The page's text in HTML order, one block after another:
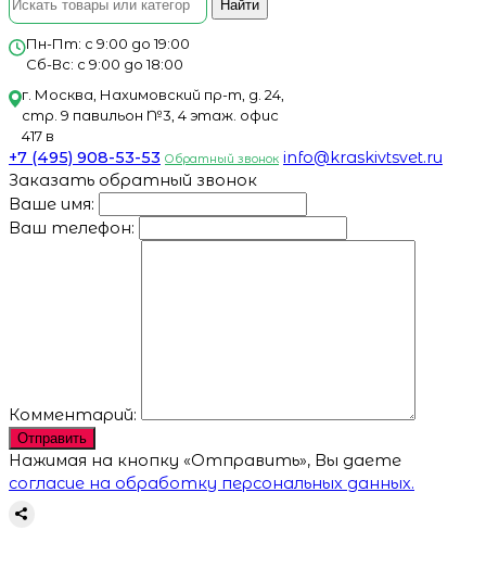
Найти
Пн-Пт: с 9:00 до 19:00
Сб-Вс: с 9:00 до 18:00
г. Москва, Нахимовский пр-т, д. 24,
стр. 9 павильон №3, 4 этаж. офис
417 в
+7 (495) 908-53-53 Обратный звонок info@kraskivtsvet.ru
Заказать обратный звонок
Ваше имя:
Ваш телефон:
Комментарий:
Отправить
Нажимая на кнопку «Отправить», Вы даете
согласие на обработку персональных данных.